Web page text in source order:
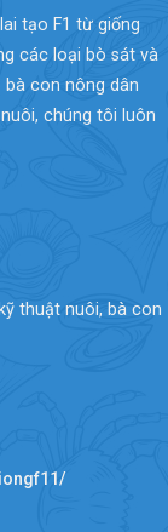
tạo F1 từ giống
các loại bò sát và
bà con nông dân
chúng tôi luôn
thuật nuôi, bà con